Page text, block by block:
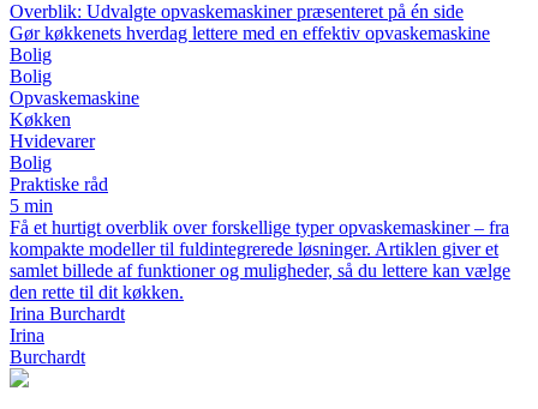
Overblik: Udvalgte opvaskemaskiner præsenteret på én side
Gør køkkenets hverdag lettere med en effektiv opvaskemaskine
Bolig
Bolig
Opvaskemaskine
Køkken
Hvidevarer
Bolig
Praktiske råd
5 min
Få et hurtigt overblik over forskellige typer opvaskemaskiner – fra
kompakte modeller til fuldintegrerede løsninger. Artiklen giver et
samlet billede af funktioner og muligheder, så du lettere kan vælge
den rette til dit køkken.
Irina Burchardt
Irina
Burchardt